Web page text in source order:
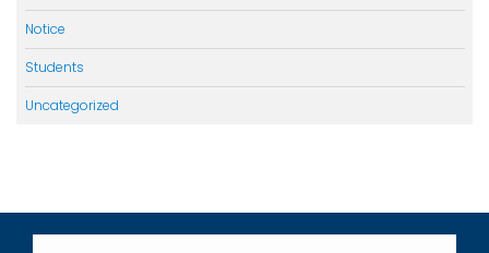
Notice
Students
Uncategorized